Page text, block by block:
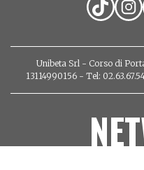
Unibeta Srl - Corso di
13114990156 - Tel: